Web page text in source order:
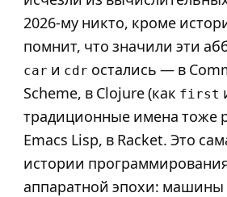
2026-му никто, кроме
помнит, что значили эти
car и cdr остались — в
Scheme, в Clojure (как first
традиционные имена тоже
Emacs Lisp, в Racket. Это
истории
аппаратной эпохи: машины